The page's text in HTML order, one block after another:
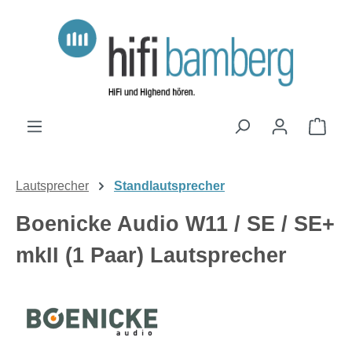
Zum Hauptinhalt springen
Lautsprecher Standlautsprecher
Boenicke Audio W11 / SE / SE+
mkII (1 Paar) Lautsprecher